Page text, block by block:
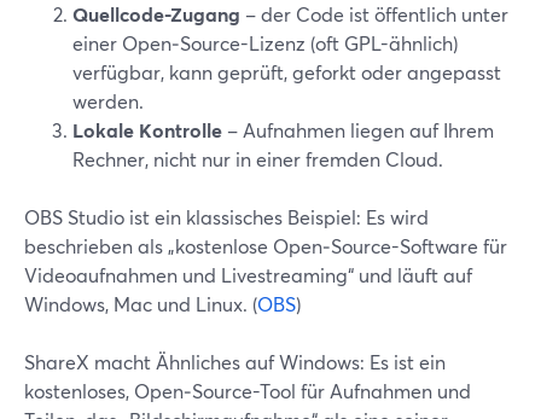
Quellcode-Zugang – der Code ist öffentlich unter
einer Open‑Source-Lizenz (oft GPL-ähnlich)
verfügbar, kann geprüft, geforkt oder angepasst
werden.
Lokale Kontrolle – Aufnahmen liegen auf Ihrem
Rechner, nicht nur in einer fremden Cloud.
OBS Studio ist ein klassisches Beispiel: Es wird
beschrieben als „kostenlose Open‑Source-Software für
Videoaufnahmen und Livestreaming“ und läuft auf
Windows, Mac und Linux. (OBS)
ShareX macht Ähnliches auf Windows: Es ist ein
kostenloses, Open‑Source-Tool für Aufnahmen und